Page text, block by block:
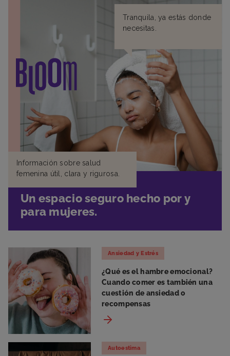
Tranquila, ya estás donde
necesitas.
Información sobre salud
femenina útil, clara y rigurosa.
Un espacio seguro hecho por y
para mujeres.
Ansiedad y Estrés
¿Qué es el hambre emocional?
Cuando comer es también una
cuestión de ansiedad o
recompensas
Autoestima